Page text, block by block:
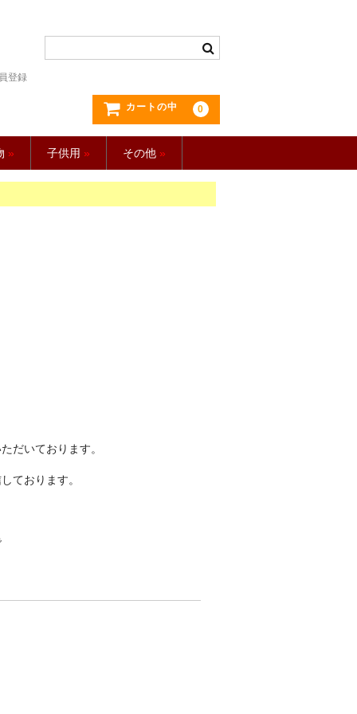
登録
カートの中 0
» 子供用 » その他 »
だいております。
ております。